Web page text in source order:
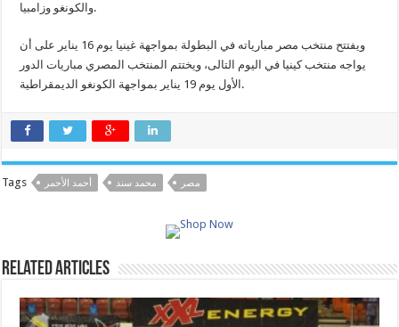
والكونغو وزامبيا.
ويفتتح منتخب مصر مبارياته في البطولة بمواجهة غينيا يوم 16 يناير على أن
يواجه منتخب كينيا في اليوم التالى، ويختتم المنتخب المصري مباريات الدور
الأول يوم 19 يناير بمواجهة الكونغو الديمقراطية.
Tags أحمد الأحمر محمد سند مصر
Related Articles